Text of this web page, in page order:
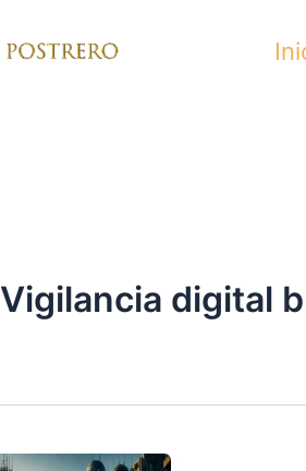
Vigilancia digital